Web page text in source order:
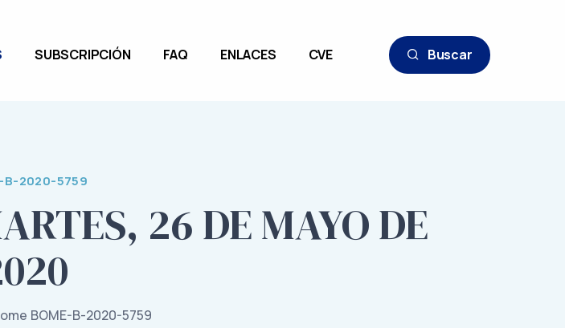
SUBSCRIPCIÓN FAQ ENLACES CVE Buscar
B-2020-5759
26 DE MAYO DE
BOME-B-2020-5759